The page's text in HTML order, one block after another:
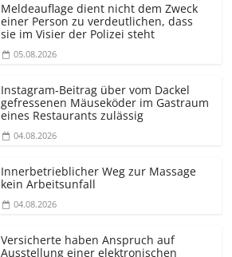
Meldeauflage dient nicht dem Zweck
einer Person zu verdeutlichen, dass
sie im Visier der Polizei steht
05.08.2026
Instagram-Beitrag über vom Dackel
gefressenen Mäuseköder im Gastraum
eines Restaurants zulässig
04.08.2026
Innerbetrieblicher Weg zur Massage
kein Arbeitsunfall
04.08.2026
Versicherte haben Anspruch auf
Ausstellung einer elektronischen